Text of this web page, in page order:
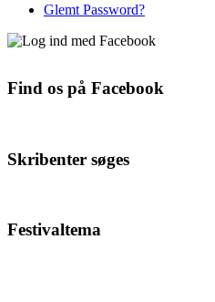
Glemt Password?
Find os på Facebook
Skribenter søges
Festivaltema